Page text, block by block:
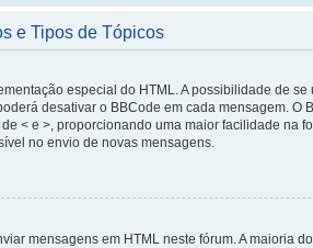
e Tipos de Tópicos
especial do HTML. A possibilidade de
desativar o BBCode em cada mensagem.
< e >, proporcionando uma maior facilidade na
no envio de novas mensagens.
mensagens em HTML neste fórum. A maioria